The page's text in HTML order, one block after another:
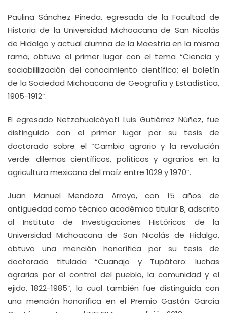
Paulina Sánchez Pineda, egresada de la Facultad de
Historia de la Universidad Michoacana de San Nicolás
de Hidalgo y actual alumna de la Maestría en la misma
rama, obtuvo el primer lugar con el tema “Ciencia y
sociabililización del conocimiento científico; el boletín
de la Sociedad Michoacana de Geografía y Estadística,
1905-1912”.
El egresado Netzahualcóyotl Luis Gutiérrez Núñez, fue
distinguido con el primer lugar por su tesis de
doctorado sobre el “Cambio agrario y la revolución
verde: dilemas científicos, políticos y agrarios en la
agricultura mexicana del maíz entre 1029 y 1970”.
Juan Manuel Mendoza Arroyo, con 15 años de
antigüedad como técnico académico titular B, adscrito
al Instituto de Investigaciones Históricas de la
Universidad Michoacana de San Nicolás de Hidalgo,
obtuvo una mención honorífica por su tesis de
doctorado titulada “Cuanajo y Tupátaro: luchas
agrarias por el control del pueblo, la comunidad y el
ejido, 1822-1985”, la cual también fue distinguida con
una mención honorífica en el Premio Gastón García